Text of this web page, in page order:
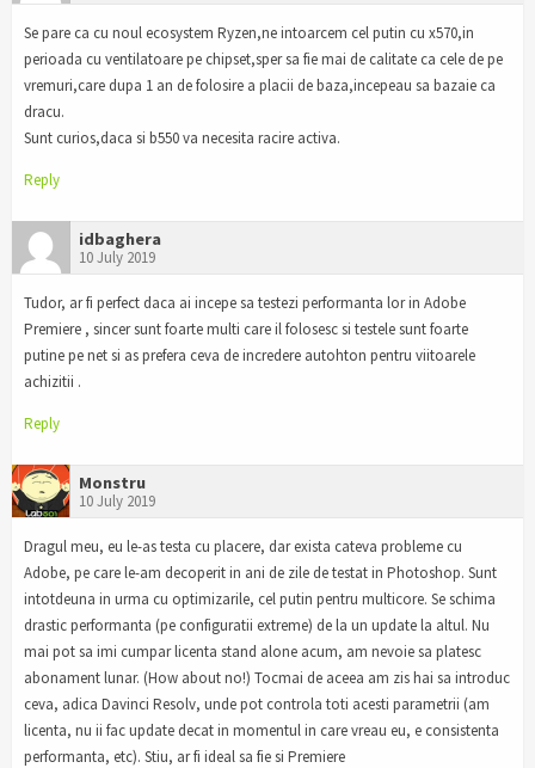
Se pare ca cu noul ecosystem Ryzen,ne intoarcem cel putin cu x570,in
perioada cu ventilatoare pe chipset,sper sa fie mai de calitate ca cele de pe
vremuri,care dupa 1 an de folosire a placii de baza,incepeau sa bazaie ca
dracu.
Sunt curios,daca si b550 va necesita racire activa.
Reply
idbaghera
10 July 2019
Tudor, ar fi perfect daca ai incepe sa testezi performanta lor in Adobe
Premiere , sincer sunt foarte multi care il folosesc si testele sunt foarte
putine pe net si as prefera ceva de incredere autohton pentru viitoarele
achizitii .
Reply
Monstru
10 July 2019
Dragul meu, eu le-as testa cu placere, dar exista cateva probleme cu
Adobe, pe care le-am decoperit in ani de zile de testat in Photoshop. Sunt
intotdeuna in urma cu optimizarile, cel putin pentru multicore. Se schima
drastic performanta (pe configuratii extreme) de la un update la altul. Nu
mai pot sa imi cumpar licenta stand alone acum, am nevoie sa platesc
abonament lunar. (How about no!) Tocmai de aceea am zis hai sa introduc
ceva, adica Davinci Resolv, unde pot controla toti acesti parametrii (am
licenta, nu ii fac update decat in momentul in care vreau eu, e consistenta
performanta, etc). Stiu, ar fi ideal sa fie si Premiere